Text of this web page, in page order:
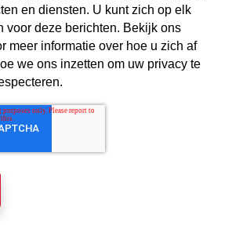
en diensten. U kunt zich op elk
voor deze berichten. Bekijk ons
meer informatie over hoe u zich af
we ons inzetten om uw privacy te